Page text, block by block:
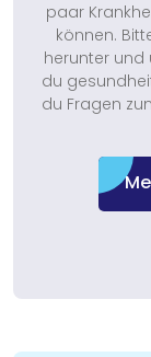
paar
können.
herunter und
du
du Fragen